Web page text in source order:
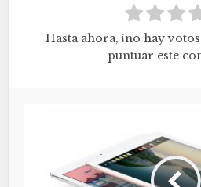
Hasta ahora, ¡no hay
puntuar este